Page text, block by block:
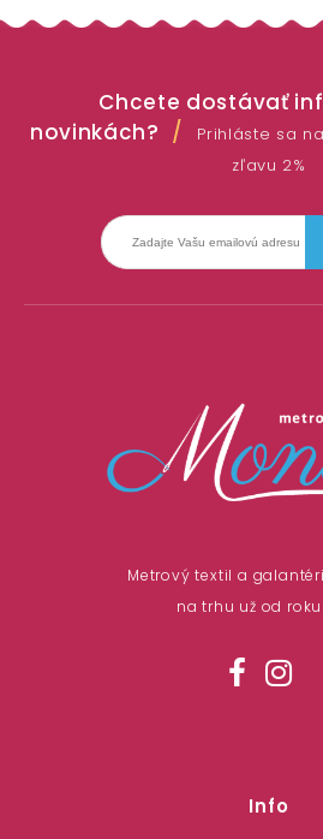
Chcete dostávať
novinkách?
Prihláste sa
zľavu 2%
Metrový textil a
na trhu už od roku
Info